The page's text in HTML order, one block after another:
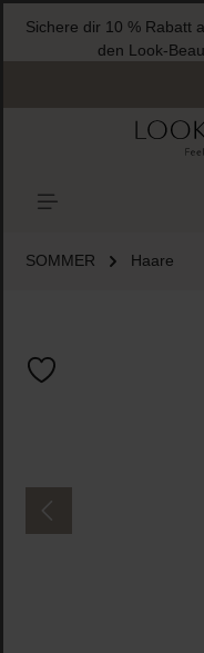
springen
Sichere dir 10 % Rabatt
den Look-
SOMMER Haare